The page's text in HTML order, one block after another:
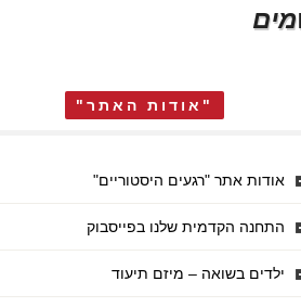
"אודות האתר"
אודות אתר "רגעים היסטוריים"
התחנה הקדמית שלנו בפייסבוק
ילדים בשואה – מיזם תיעוד